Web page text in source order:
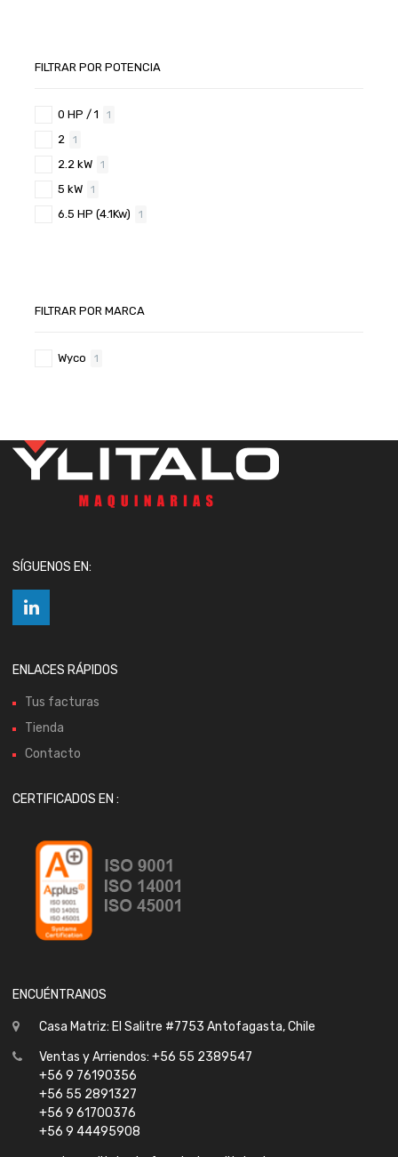
FILTRAR POR POTENCIA
0 HP / 1 1
2 1
2.2 kW 1
5 kW 1
6.5 HP (4.1Kw) 1
FILTRAR POR MARCA
Wyco 1
SÍGUENOS EN:
ENLACES RÁPIDOS
Tus facturas
Tienda
Contacto
CERTIFICADOS EN :
ENCUÉNTRANOS
Casa Matriz: El Salitre #7753 Antofagasta, Chile
Ventas y Arriendos: +56 55 2389547
+56 9 76190356
+56 55 2891327
+56 9 61700376
+56 9 44495908